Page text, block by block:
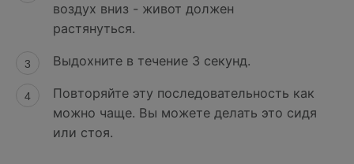
воздух вниз - живот должен
растянуться.
Выдохните в течение 3 секунд.
Повторяйте эту последовательность как
можно чаще. Вы можете делать это сидя
или стоя.